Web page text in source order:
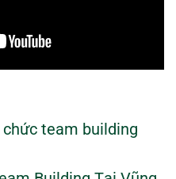
team building